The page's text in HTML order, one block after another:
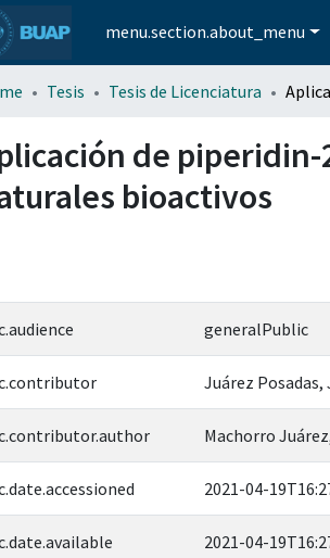
menu.section.about_menu
Tesis Tesis de Licenciatura
de
bioactivos
generalPublic
Juárez Posadas,
Machorro
2021-04-
2021-04-